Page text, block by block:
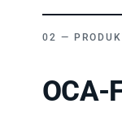
OCA-